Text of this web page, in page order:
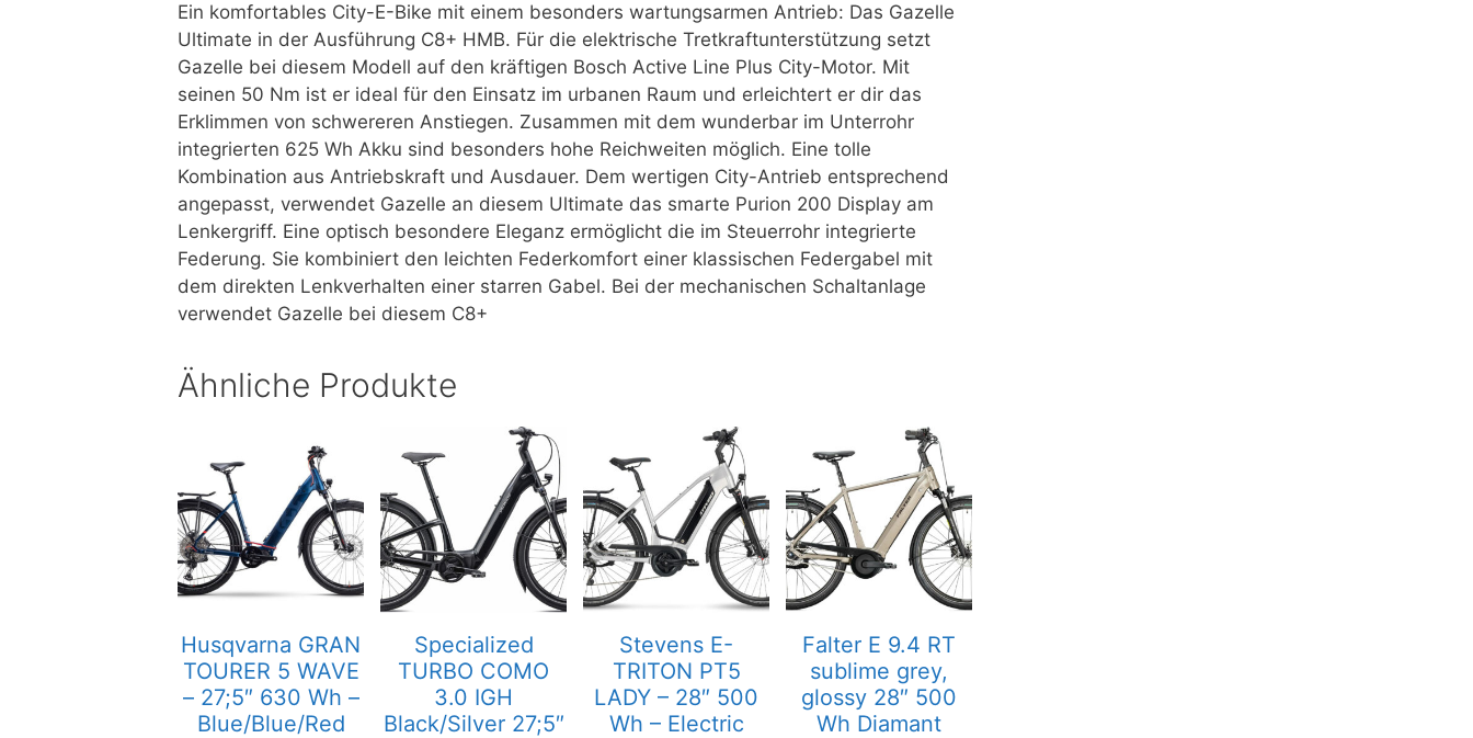
Ein komfortables City-E-Bike mit einem besonders wartungsarmen Antrieb: Das Gazelle
Ultimate in der Ausführung C8+ HMB. Für die elektrische Tretkraftunterstützung setzt
Gazelle bei diesem Modell auf den kräftigen Bosch Active Line Plus City-Motor. Mit
seinen 50 Nm ist er ideal für den Einsatz im urbanen Raum und erleichtert er dir das
Erklimmen von schwereren Anstiegen. Zusammen mit dem wunderbar im Unterrohr
integrierten 625 Wh Akku sind besonders hohe Reichweiten möglich. Eine tolle
Kombination aus Antriebskraft und Ausdauer. Dem wertigen City-Antrieb entsprechend
angepasst, verwendet Gazelle an diesem Ultimate das smarte Purion 200 Display am
Lenkergriff. Eine optisch besondere Eleganz ermöglicht die im Steuerrohr integrierte
Federung. Sie kombiniert den leichten Federkomfort einer klassischen Federgabel mit
dem direkten Lenkverhalten einer starren Gabel. Bei der mechanischen Schaltanlage
verwendet Gazelle bei diesem C8+
Ähnliche Produkte
Husqvarna GRAN
TOURER 5 WAVE
– 27;5″ 630 Wh –
Blue/Blue/Red
Specialized
TURBO COMO
3.0 IGH
Black/Silver 27;5″
Stevens E-
TRITON PT5
LADY – 28″ 500
Wh – Electric
Falter E 9.4 RT
sublime grey,
glossy 28″ 500
Wh Diamant